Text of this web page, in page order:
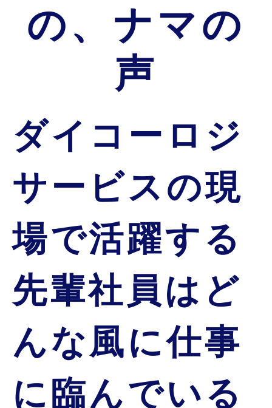
の、ナマの
声
ダイコーロジ
サービスの現
場で活躍する
先輩社員は ど
んな風に仕事
に臨んでいる